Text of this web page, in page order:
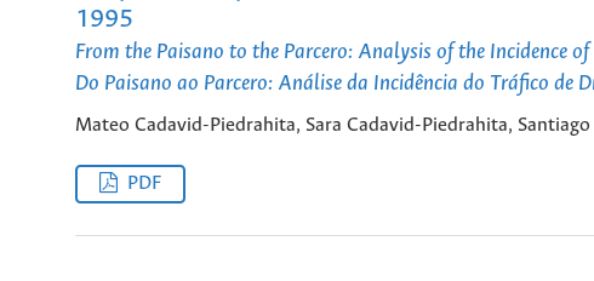
1995
From the Paisano to the Parcero: Analysis of the Incidence
Do Paisano ao Parcero: Análise da Incidência do Tráfico
Mateo Cadavid-Piedrahita, Sara Cadavid-Piedrahita,
PDF